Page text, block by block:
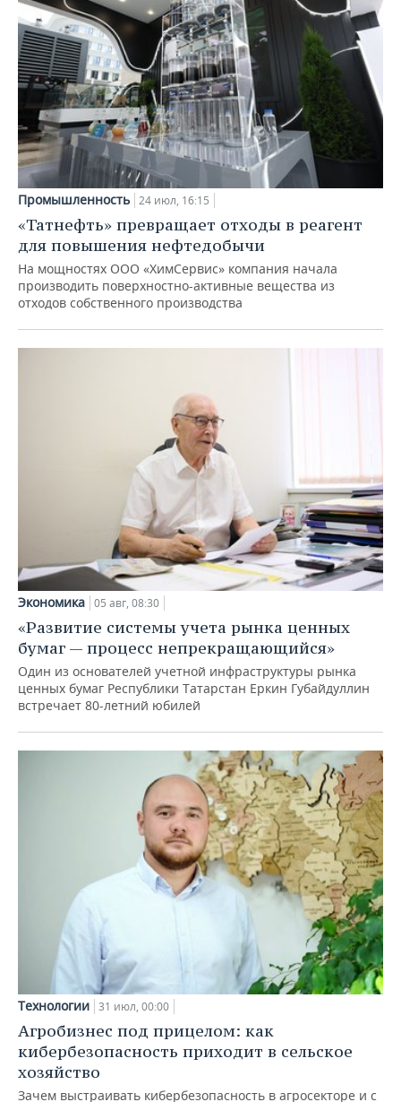
Промышленность 24 июл, 16:15
«Татнефть» превращает отходы в реагент
для повышения нефтедобычи
На мощностях ООО «ХимСервис» компания начала
производить поверхностно-активные вещества из
отходов собственного производства
Экономика 05 авг, 08:30
«Развитие системы учета рынка ценных
бумаг — процесс непрекращающийся»
Один из основателей учетной инфраструктуры рынка
ценных бумаг Республики Татарстан Еркин Губайдуллин
встречает 80-летний юбилей
Технологии 31 июл, 00:00
Агробизнес под прицелом: как
кибербезопасность приходит в сельское
хозяйство
Зачем выстраивать кибербезопасность в агросекторе и с